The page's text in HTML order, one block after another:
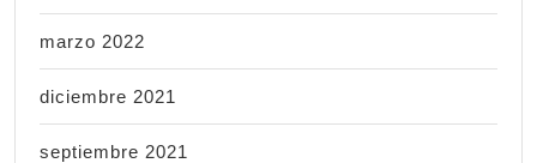
marzo 2022
diciembre 2021
septiembre 2021